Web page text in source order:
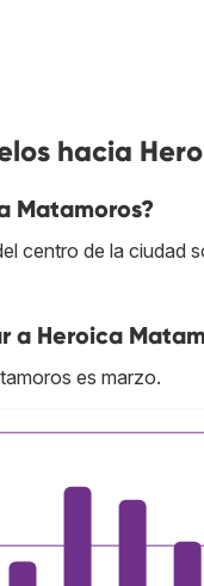
hacia
Matamoros?
centro de la ciudad
a Heroica
es marzo.